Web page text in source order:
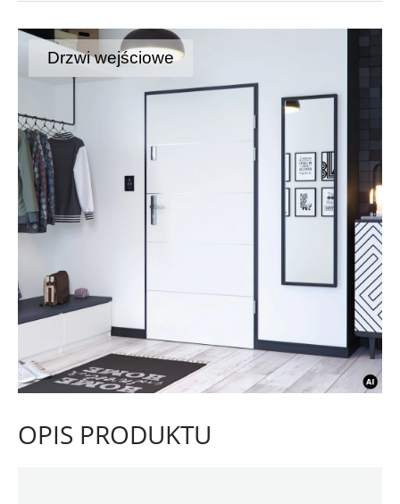
Drzwi wejściowe
OPIS PRODUKTU